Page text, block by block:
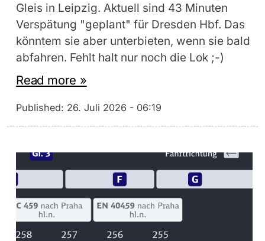
Gleis in Leipzig. Aktuell sind 43 Minuten
Verspätung "geplant" für Dresden Hbf. Das
könntem sie aber unterbieten, wenn sie bald
abfahren. Fehlt halt nur noch die Lok ;-)
Read more »
Published: 26. Juli 2026 - 06:19